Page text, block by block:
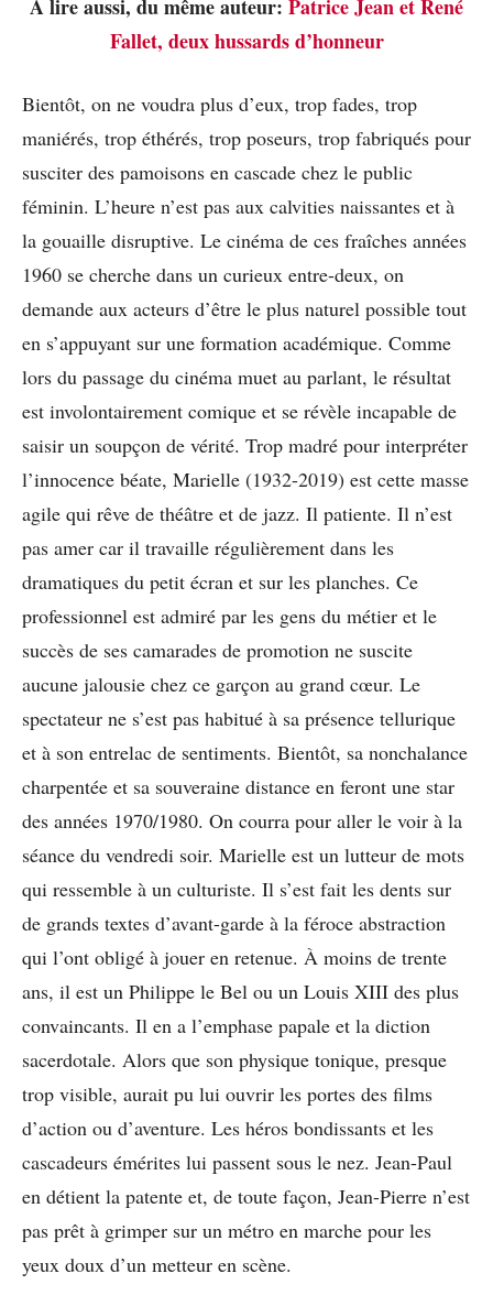
À lire aussi, du même auteur: Patrice Jean et René
Fallet, deux hussards d’honneur
Bientôt, on ne voudra plus d’eux, trop fades, trop
maniérés, trop éthérés, trop poseurs, trop fabriqués pour
susciter des pamoisons en cascade chez le public
féminin. L’heure n’est pas aux calvities naissantes et à
la gouaille disruptive. Le cinéma de ces fraîches années
1960 se cherche dans un curieux entre-deux, on
demande aux acteurs d’être le plus naturel possible tout
en s’appuyant sur une formation académique. Comme
lors du passage du cinéma muet au parlant, le résultat
est involontairement comique et se révèle incapable de
saisir un soupçon de vérité. Trop madré pour interpréter
l’innocence béate, Marielle (1932-2019) est cette masse
agile qui rêve de théâtre et de jazz. Il patiente. Il n’est
pas amer car il travaille régulièrement dans les
dramatiques du petit écran et sur les planches. Ce
professionnel est admiré par les gens du métier et le
succès de ses camarades de promotion ne suscite
aucune jalousie chez ce garçon au grand cœur. Le
spectateur ne s’est pas habitué à sa présence tellurique
et à son entrelac de sentiments. Bientôt, sa nonchalance
charpentée et sa souveraine distance en feront une star
des années 1970/1980. On courra pour aller le voir à la
séance du vendredi soir. Marielle est un lutteur de mots
qui ressemble à un culturiste. Il s’est fait les dents sur
de grands textes d’avant-garde à la féroce abstraction
qui l’ont obligé à jouer en retenue. À moins de trente
ans, il est un Philippe le Bel ou un Louis XIII des plus
convaincants. Il en a l’emphase papale et la diction
sacerdotale. Alors que son physique tonique, presque
trop visible, aurait pu lui ouvrir les portes des films
d’action ou d’aventure. Les héros bondissants et les
cascadeurs émérites lui passent sous le nez. Jean-Paul
en détient la patente et, de toute façon, Jean-Pierre n’est
pas prêt à grimper sur un métro en marche pour les
yeux doux d’un metteur en scène.